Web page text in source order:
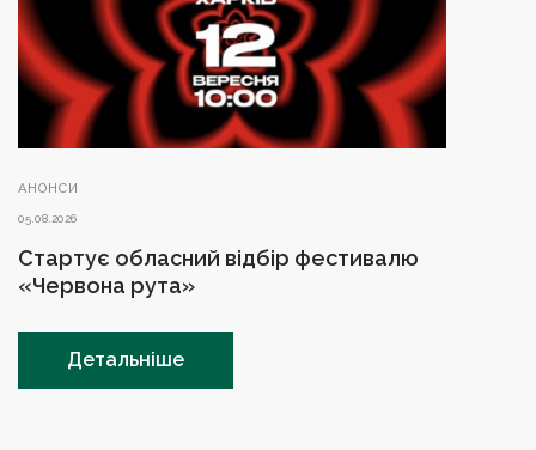
АНОНСИ
05.08.2026
Стартує обласний відбір фестивалю
«Червона рута»
Детальніше